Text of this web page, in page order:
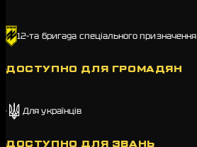
12-та бригада спеціального
ДОСТУПНО ДЛЯ ГРОМАДЯН
Для українців
ДОСТУПНО ДЛЯ ЗВАНЬ